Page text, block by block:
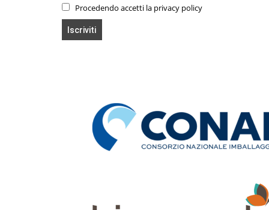
Procedendo accetti la privacy policy